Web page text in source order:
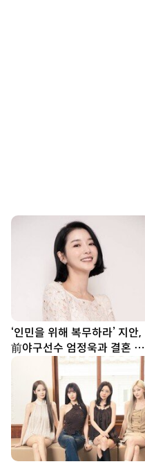
‘인민을 위해 복무하라’ 지안,
前야구선수 엄정욱과 결혼 발
표